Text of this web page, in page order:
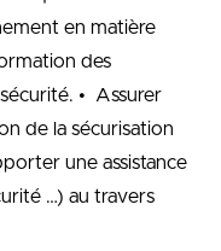
en matière
des
• Assurer
de la sécurisation
une assistance
…) au travers